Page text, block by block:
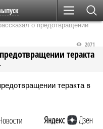
о предотвращении
теракта
2071